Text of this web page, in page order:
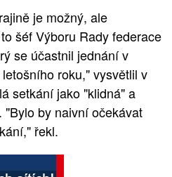
je možný, ale
šéf Výboru Rady federace
se účastnil jednání v
roku," vysvětlil v
setkání jako "klidná" a
by naivní očekávat
řekl.